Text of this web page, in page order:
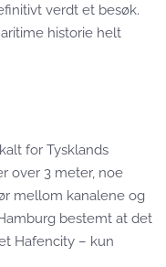
verdt et besøk.
historie helt
for Tysklands
over 3 meter, noe
mellom kanalene og
bestemt at det
Hafencity – kun